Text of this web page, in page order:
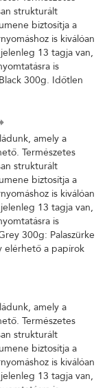
strukturált
biztosítja a
is kiválóan
13 tagja van,
is
300g. Időtlen
amely a
Természetes
strukturált
biztosítja a
is kiválóan
13 tagja van,
is
300g: Palaszürke
elérhető a papírok
amely a
Természetes
strukturált
biztosítja a
is kiválóan
13 tagja van,